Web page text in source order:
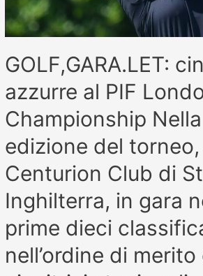
GOLF,GARA.LET:
azzurre al PIF
Championship
edizione del torneo,
Centurion Club di
Inghilterra, in gara
prime dieci
nell’ordine di merito